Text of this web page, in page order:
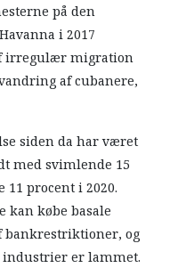
på den
i 2017
irregulær migration
af cubanere,
siden da har været
med svimlende 15
11 procent i 2020.
kan købe basale
bankrestriktioner, og
industrier er lammet.